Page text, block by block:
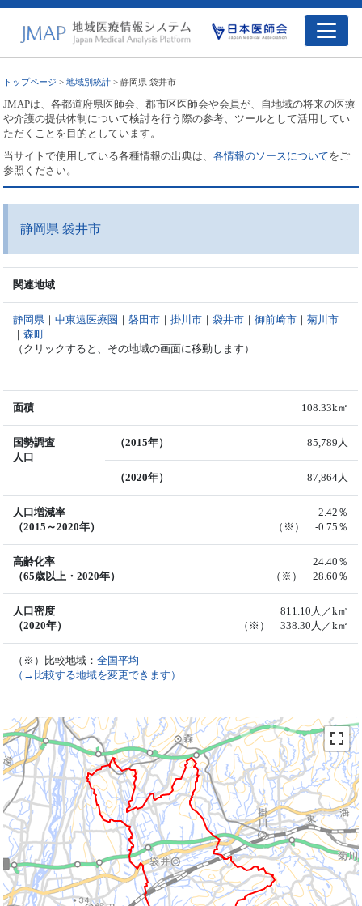
トップページ >地域別統計 > 静岡県 袋井市
JMAPは、各都道府県医師会、郡市区医師会や会員が、自地域の将来の医療
や介護の提供体制について検討を行う際の参考、ツールとして活用してい
ただくことを目的としています。
当サイトで使用している各種情報の出典は、各情報のソースについてをご
参照ください。
静岡県 袋井市
関連地域
静岡県 ｜中東遠医療圏 ｜磐田市 ｜掛川市 ｜袋井市 ｜御前崎市 ｜菊川市
｜森町
（クリックすると、その地域の画面に移動します）
面積 108.33k㎡
国勢調査
人口
（2015年） 85,789人
（2020年） 87,864人
人口増減率
（2015～2020年）
2.42％
（※） -0.75％
高齢化率
（65歳以上・2020年）
24.40％
（※） 28.60％
人口密度
（2020年）
811.10人／k㎡
（※） 338.30人／k㎡
（※）比較地域：全国平均
（→比較する地域を変更できます）